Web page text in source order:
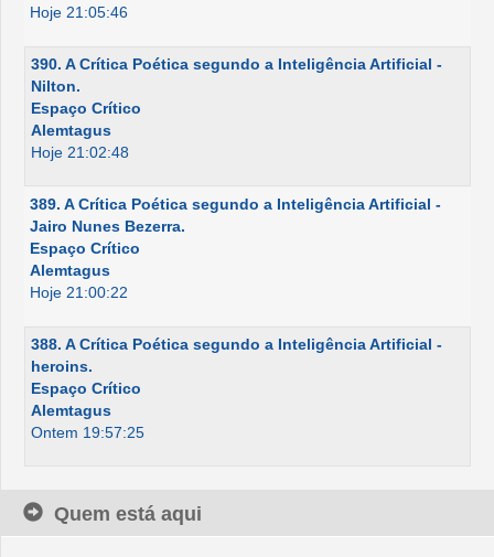
Hoje 21:05:46
390. A Crítica Poética segundo a Inteligência Artificial -
Nilton.
Espaço Crítico
Alemtagus
Hoje 21:02:48
389. A Crítica Poética segundo a Inteligência Artificial -
Jairo Nunes Bezerra.
Espaço Crítico
Alemtagus
Hoje 21:00:22
388. A Crítica Poética segundo a Inteligência Artificial -
heroins.
Espaço Crítico
Alemtagus
Ontem 19:57:25
Quem está aqui